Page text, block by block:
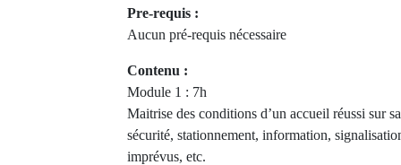
Pre-requis :
Aucun pré-requis nécessaire
Contenu :
Module 1 : 7h
Maitrise des conditions d’un accueil réussi sur
sécurité, stationnement, information,
imprévus, etc.